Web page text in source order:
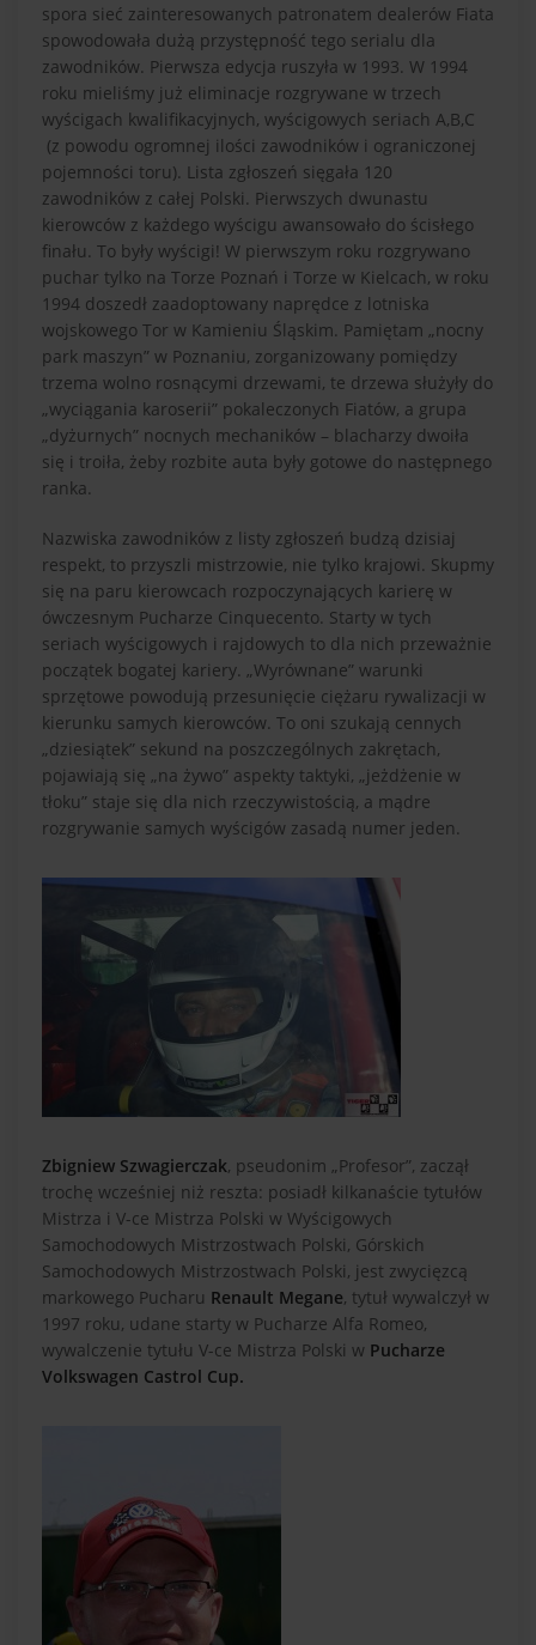
spora sieć zainteresowanych patronatem dealerów Fiata
spowodowała dużą przystępność tego serialu dla
zawodników. Pierwsza edycja ruszyła w 1993. W 1994
roku mieliśmy już eliminacje rozgrywane w trzech
wyścigach kwalifikacyjnych, wyścigowych seriach A,B,C
(z powodu ogromnej ilości zawodników i ograniczonej
pojemności toru). Lista zgłoszeń sięgała 120
zawodników z całej Polski. Pierwszych dwunastu
kierowców z każdego wyścigu awansowało do ścisłego
finału. To były wyścigi! W pierwszym roku rozgrywano
puchar tylko na Torze Poznań i Torze w Kielcach, w roku
1994 doszedł zaadoptowany naprędce z lotniska
wojskowego Tor w Kamieniu Śląskim. Pamiętam „nocny
park maszyn” w Poznaniu, zorganizowany pomiędzy
trzema wolno rosnącymi drzewami, te drzewa służyły do
„wyciągania karoserii” pokaleczonych Fiatów, a grupa
„dyżurnych” nocnych mechaników – blacharzy dwoiła
się i troiła, żeby rozbite auta były gotowe do następnego
ranka.
Nazwiska zawodników z listy zgłoszeń budzą dzisiaj
respekt, to przyszli mistrzowie, nie tylko krajowi. Skupmy
się na paru kierowcach rozpoczynających karierę w
ówczesnym Pucharze Cinquecento. Starty w tych
seriach wyścigowych i rajdowych to dla nich przeważnie
początek bogatej kariery. „Wyrównane” warunki
sprzętowe powodują przesunięcie ciężaru rywalizacji w
kierunku samych kierowców. To oni szukają cennych
„dziesiątek” sekund na poszczególnych zakrętach,
pojawiają się „na żywo” aspekty taktyki, „jeżdżenie w
tłoku” staje się dla nich rzeczywistością, a mądre
rozgrywanie samych wyścigów zasadą numer jeden.
Zbigniew Szwagierczak, pseudonim „Profesor”, zaczął
trochę wcześniej niż reszta: posiadł kilkanaście tytułów
Mistrza i V-ce Mistrza Polski w Wyścigowych
Samochodowych Mistrzostwach Polski, Górskich
Samochodowych Mistrzostwach Polski, jest zwycięzcą
markowego Pucharu Renault Megane, tytuł wywalczył w
1997 roku, udane starty w Pucharze Alfa Romeo,
wywalczenie tytułu V-ce Mistrza Polski w Pucharze
Volkswagen Castrol Cup.